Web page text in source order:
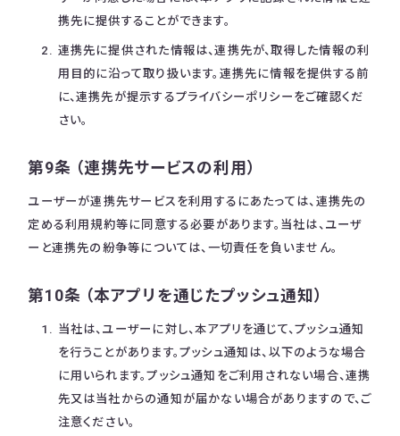
携先に提供することができます。
連携先に提供された情報は、連携先が、取得した情報の利
用目的に沿って取り扱います。連携先に情報を提供する前
に、連携先が提示するプライバシーポリシーをご確認くだ
さい。
第9条 （連携先サービスの利用）
ユーザーが連携先サービスを利用するにあたっては、連携先の
定める利用規約等に同意する必要があります。当社は、ユーザ
ーと連携先の紛争等については、一切責任を負いません。
第10条 （本アプリを通じたプッシュ通知）
当社は、ユーザーに対し、本アプリを通じて、プッシュ通知
を行うことがあります。プッシュ通知は、以下のような場合
に用いられます。プッシュ通知をご利用されない場合、連携
先又は当社からの通知が届かない場合がありますので、ご
注意ください。